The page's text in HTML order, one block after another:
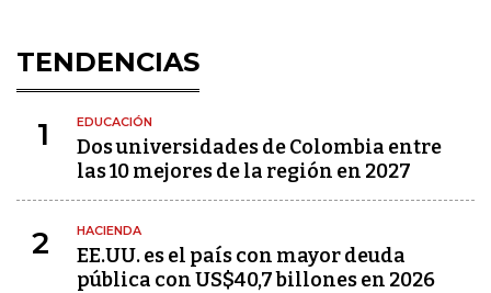
TENDENCIAS
1 EDUCACIÓN
Dos universidades de Colombia entre
las 10 mejores de la región en 2027
2 HACIENDA
EE.UU. es el país con mayor deuda
pública con US$40,7 billones en 2026